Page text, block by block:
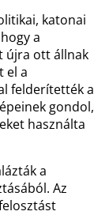
katonai
a
újra ott állnak
el a
felderítették a
gondol,
használta
a
Az